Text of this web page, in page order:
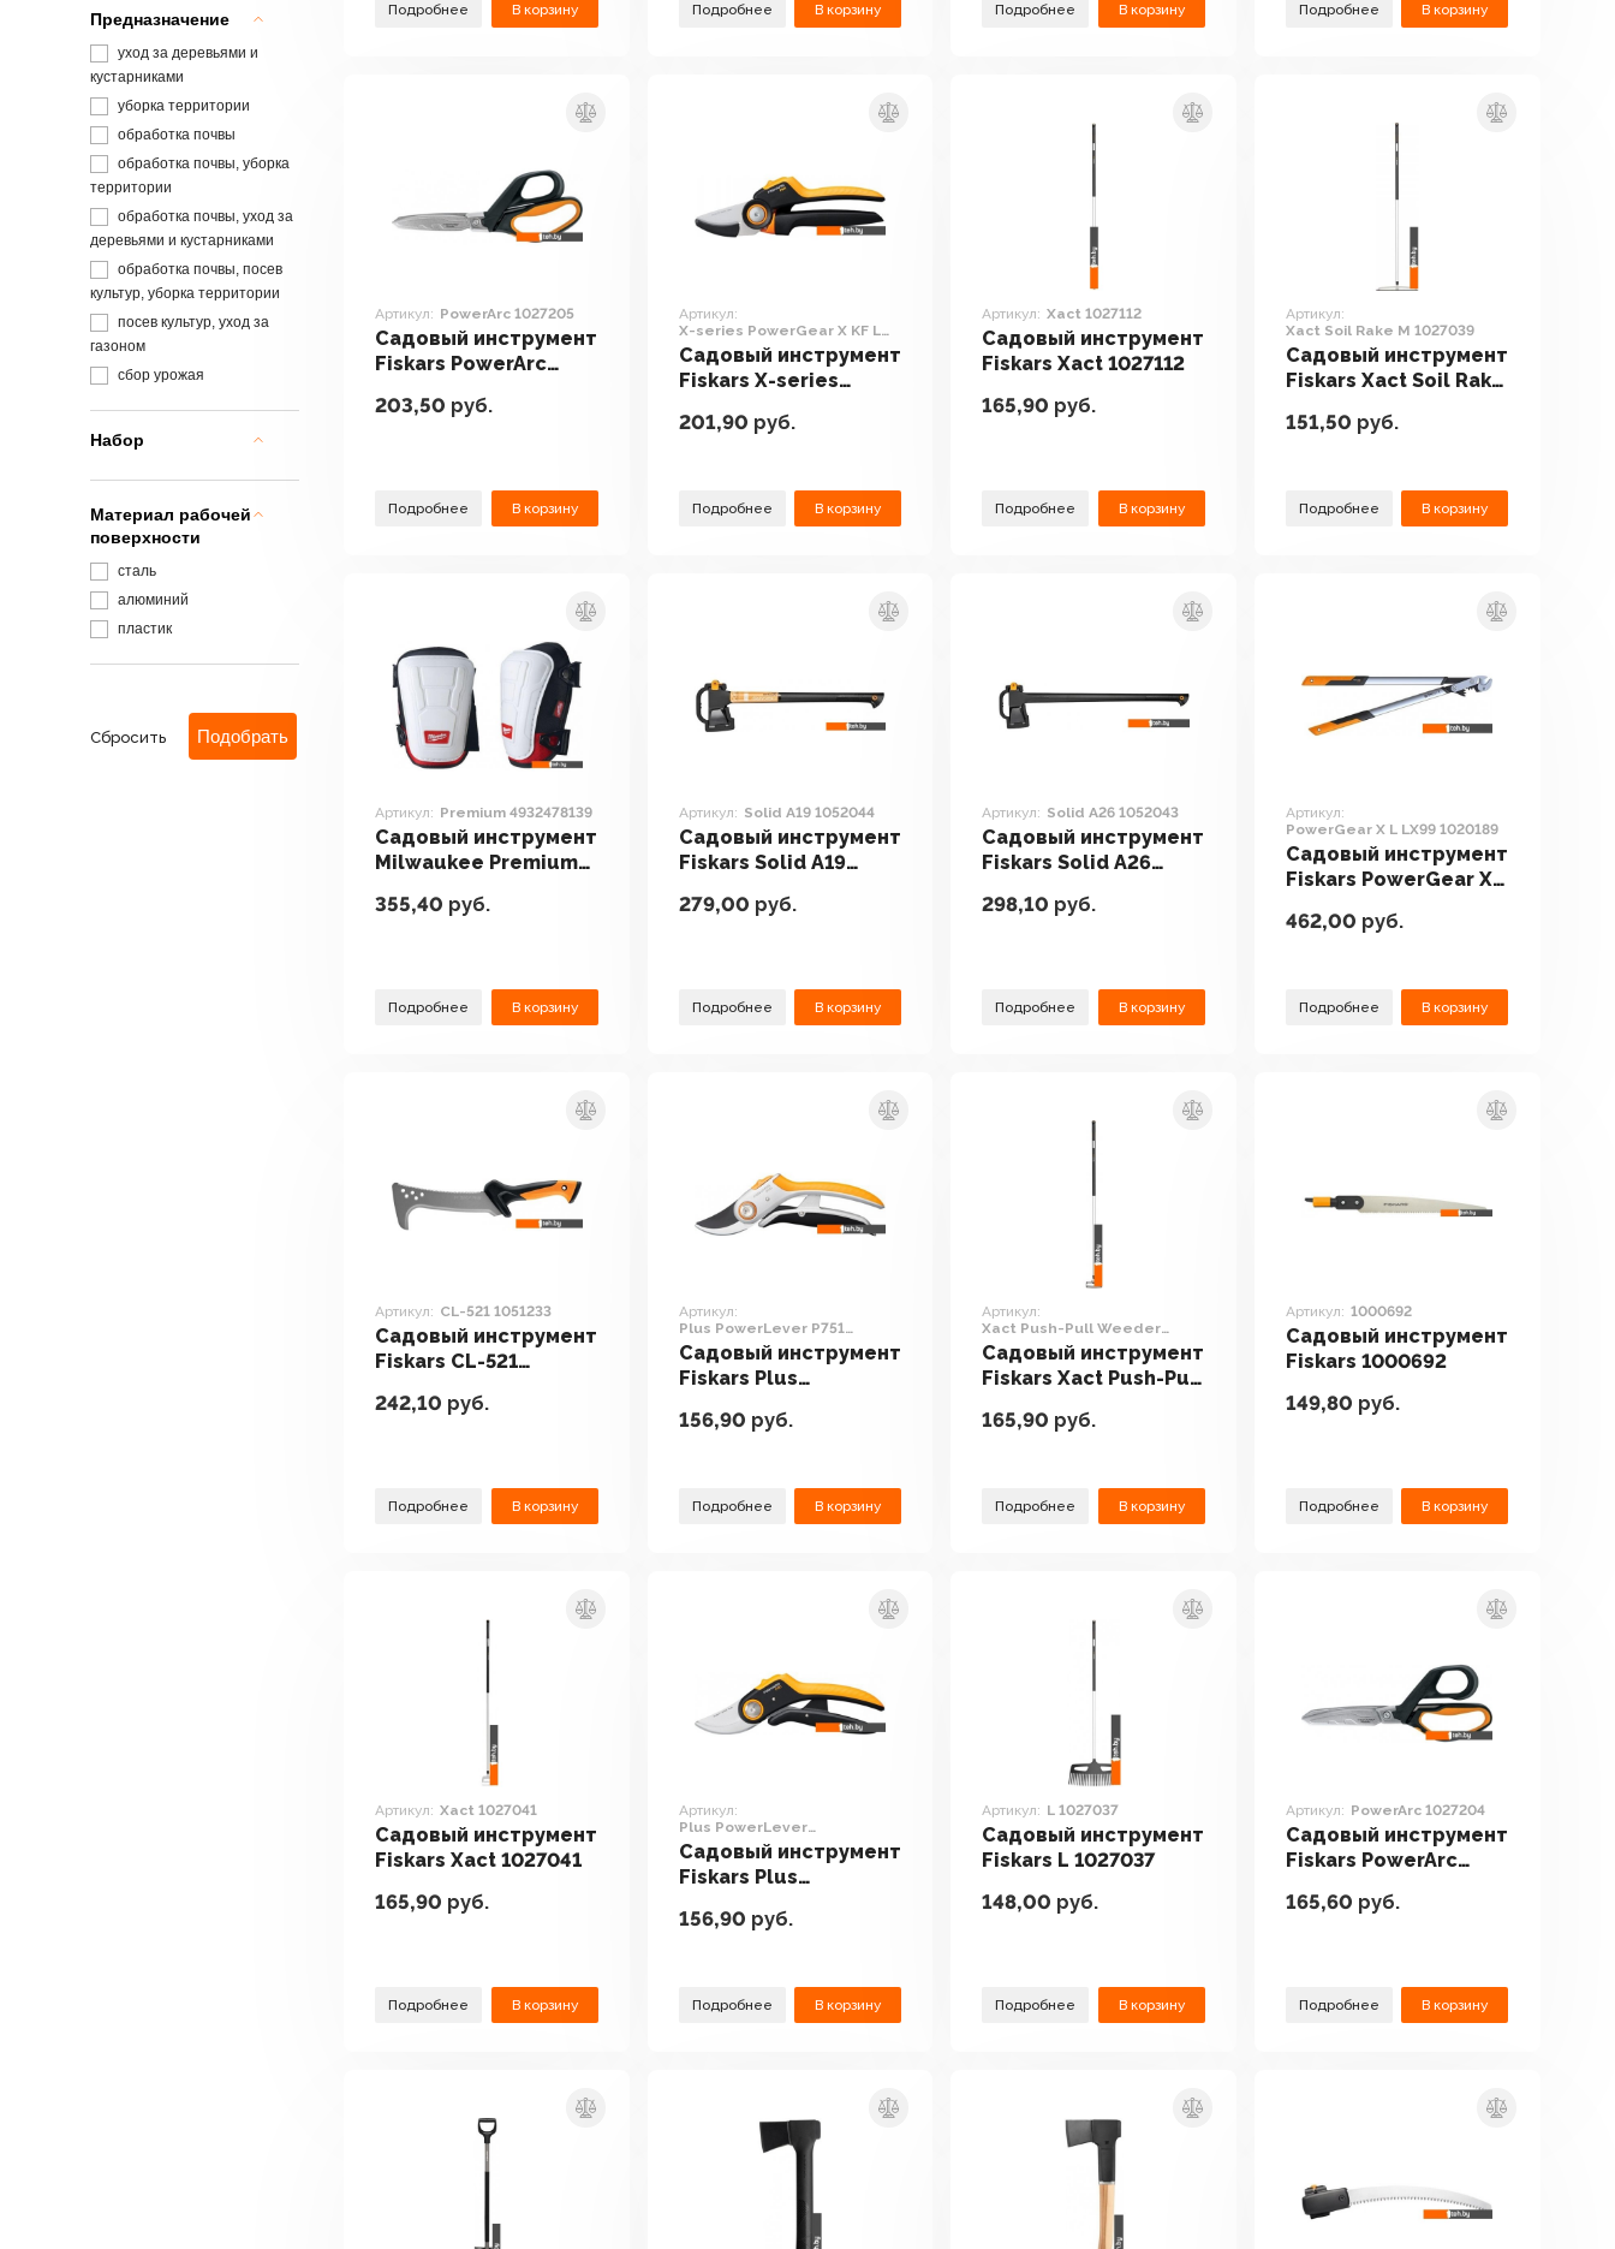
Предназначение
уход за деревьями и
кустарниками
уборка территории
обработка почвы
обработка почвы, уборка
территории
обработка почвы, уход за
деревьями и кустарниками
обработка почвы, посев
культур, уборка территории
посев культур, уход за
газоном
сбор урожая
Набор
Материал рабочей
поверхности
сталь
алюминий
пластик
Сбросить
Подробнее В корзину Подробнее В корзину Подробнее В корзину Подробнее В корзину
Артикул: PowerArc 1027205
Садовый инструмент
Fiskars PowerArc
203,50 руб.
Подробнее В корзину
Артикул:
X-series PowerGear X KF L
P941 1057174
Садовый инструмент
Fiskars X-series
P941 1057174
201,90 руб.
Подробнее В корзину
Артикул: Xact 1027112
Садовый инструмент
Fiskars Xact 1027112
165,90 руб.
Подробнее В корзину
Артикул:
Xact Soil Rake M 1027039
Садовый инструмент
Fiskars Xact Soil Rake
151,50 руб.
Подробнее В корзину
Артикул: Premium 4932478139
Садовый инструмент
Milwaukee Premium
355,40 руб.
Подробнее В корзину
Артикул: Solid A19 1052044
Садовый инструмент
Fiskars Solid A19
279,00 руб.
Подробнее В корзину
Артикул: Solid A26 1052043
Садовый инструмент
Fiskars Solid A26
298,10 руб.
Подробнее В корзину
Артикул:
PowerGear X L LX99 1020189
Садовый инструмент
Fiskars PowerGear X
462,00 руб.
Подробнее В корзину
Артикул: CL-521 1051233
Садовый инструмент
Fiskars CL-521
242,10 руб.
Подробнее В корзину
Артикул:
Plus PowerLever P751
1057172
Садовый инструмент
Fiskars Plus
1057172
156,90 руб.
Подробнее В корзину
Артикул:
Xact Push-Pull Weeder
1027042
Садовый инструмент
Fiskars Xact Push-Pull
165,90 руб.
Подробнее В корзину
Артикул: 1000692
Садовый инструмент
Fiskars 1000692
149,80 руб.
Подробнее В корзину
Артикул: Xact 1027041
Садовый инструмент
Fiskars Xact 1027041
165,90 руб.
Подробнее В корзину
Артикул:
Plus PowerLever
P7211057170
Садовый инструмент
Fiskars Plus
P7211057170
156,90 руб.
Подробнее В корзину
Артикул: L 1027037
Садовый инструмент
Fiskars L 1027037
148,00 руб.
Подробнее В корзину
Артикул: PowerArc 1027204
Садовый инструмент
Fiskars PowerArc
165,60 руб.
Подробнее В корзину